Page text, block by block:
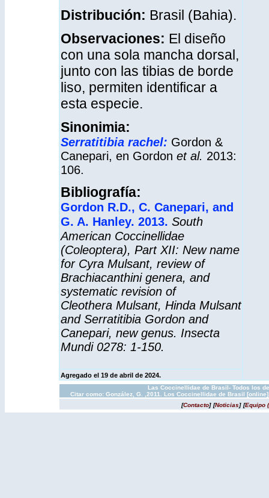
Distribución: Brasil (Bahia).
Observaciones: El diseño
con una sola mancha dorsal,
junto con las tibias de borde
liso, permiten identificar a
esta especie.
Sinonimia:
Serratitibia rachel: Gordon &
Canepari, en Gordon et al. 2013:
106.
Bibliografía:
Gordon R.D., C. Canepari, and
G. A. Hanley. 2013. South
American Coccinellidae
(Coleoptera), Part XII: New name
for Cyra Mulsant, review of
Brachiacanthini genera, and
systematic revision of
Cleothera Mulsant, Hinda Mulsant
and Serratitibia Gordon and
Canepari, new genus. Insecta
Mundi 0278: 1-150.
Agregado el 19 de abril de 2024.
Las Coccinellidae de Brasil- Todos los
Citar como: González, G. ,2011. Los Coccinellidae de Brasil
[Contacto] [Noticias] [Equipo